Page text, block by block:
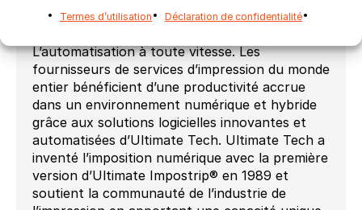
Termes d’utilisation Déclaration de confidentialité
À propos d’Ultimate Tech(Ultimate-Tech.com)
L’automatisation à toute vitesse. Les
fournisseurs de services d’impression du monde
entier bénéficient d’une productivité accrue
dans un environnement numérique et hybride
grâce aux solutions logicielles innovantes et
automatisées d’Ultimate Tech. Ultimate Tech a
inventé l’imposition numérique avec la première
version d’Ultimate Impostrip® en 1989 et
soutient la communauté de l’industrie de